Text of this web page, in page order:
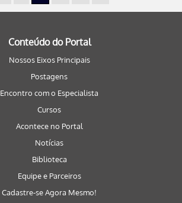
Conteúdo do Portal
Nossos Eixos Principais
Postagens
Encontro com o Especialista
Cursos
Acontece no Portal
Notícias
Biblioteca
Equipe e Parceiros
Cadastre-se Agora Mesmo!